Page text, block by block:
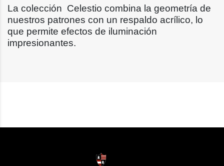
La colección Celestio combina la geometría de
nuestros patrones con un respaldo acrílico, lo
que permite efectos de iluminación
impresionantes.